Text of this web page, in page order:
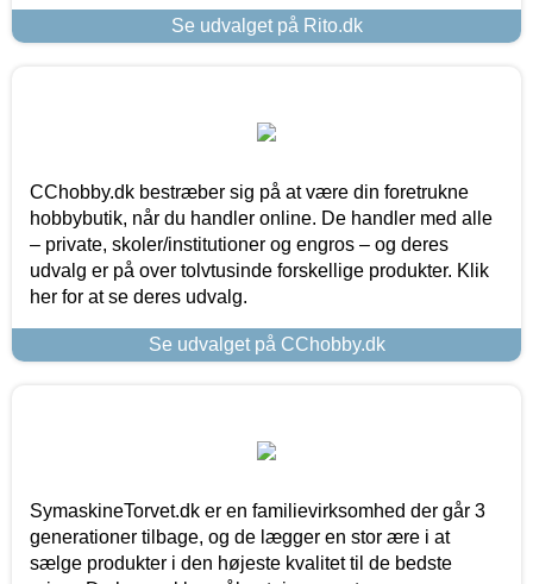
Se udvalget på Rito.dk
CChobby.dk bestræber sig på at være din foretrukne
hobbybutik, når du handler online. De handler med alle
– private, skoler/institutioner og engros – og deres
udvalg er på over tolvtusinde forskellige produkter. Klik
her for at se deres udvalg.
Se udvalget på CChobby.dk
SymaskineTorvet.dk er en familievirksomhed der går 3
generationer tilbage, og de lægger en stor ære i at
sælge produkter i den højeste kvalitet til de bedste